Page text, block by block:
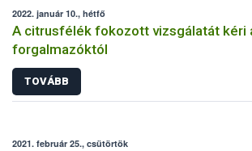
2022. január 10., hétfő
A citrusfélék fokozott vizsgálatát kéri
forgalmazóktól
TOVÁBB
2021. február 25., csütörtök